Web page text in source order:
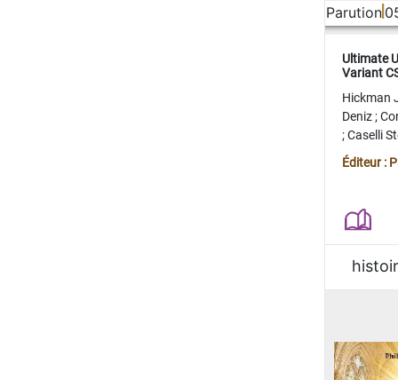
Parution
Ultimate
Variant
Hickman
Deniz;
;Caselli
Juan
Éditeur :